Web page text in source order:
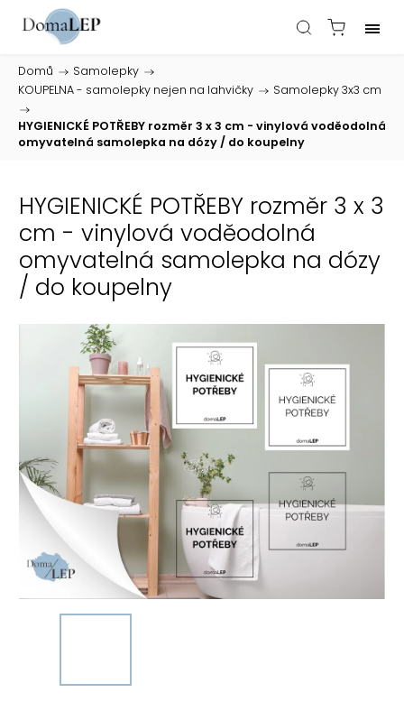
Domů / Samolepky /
KOUPELNA - samolepky nejen na lahvičky /
Samolepky 3x3 cm
/
HYGIENICKÉ POTŘEBY rozměr 3 x 3 cm - vinylová voděodolná
omyvatelná samolepka na dózy / do koupelny
HYGIENICKÉ POTŘEBY rozměr 3 x 3
cm - vinylová voděodolná
omyvatelná samolepka na dózy
/ do koupelny